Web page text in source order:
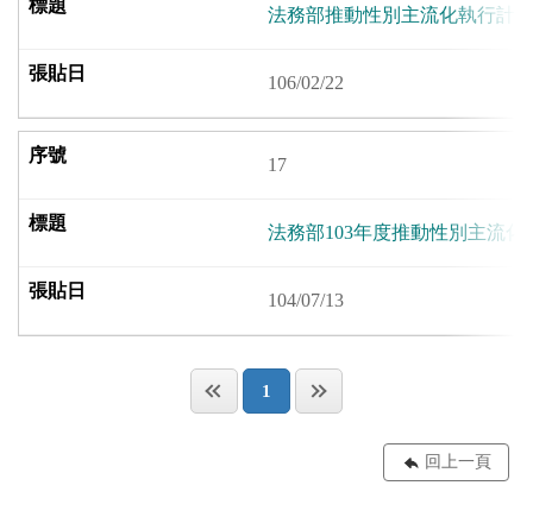
法務部推動性別主流化執行計
106/02/22
17
法務部103年度推動性別主流化
104/07/13
1
回上一頁